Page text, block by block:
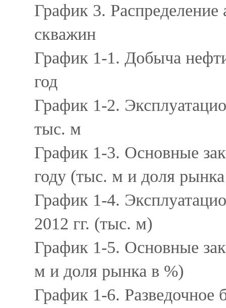
График 3.
скважин
График 1-1. Добыча
год
График 1-2.
тыс. м
График 1-3. Основные
году (тыс. м и доля
График 1-4.
2012 гг. (тыс. м)
График 1-5. Основные
м и доля рынка в %)
График 1-6. Разведочное